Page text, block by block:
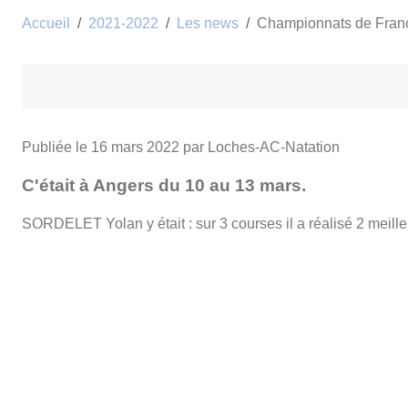
Accueil 2021-2022 Les news Championnats de
Publiée le 16 mars 2022 par Loches-AC-Natation
C'était à Angers du 10 au 13 mars.
SORDELET Yolan y était : sur 3 courses il a réalisé 2